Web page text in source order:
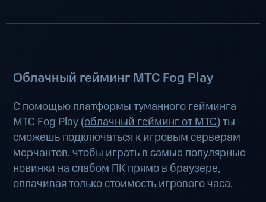
Облачный гейминг МТС Fog Play
С помощью платформы туманного гейминга
МТС Fog Play (облачный гейминг от МТС) ты
сможешь подключаться к игровым серверам
мерчантов, чтобы играть в самые популярные
новинки на слабом ПК прямо в браузере,
оплачивая только стоимость игрового часа.